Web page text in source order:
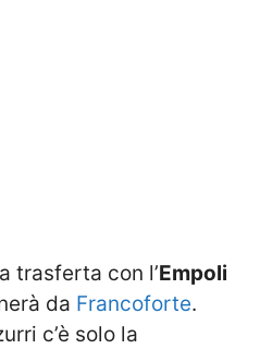
trasferta con l’Empoli
da Francoforte.
c’è solo la